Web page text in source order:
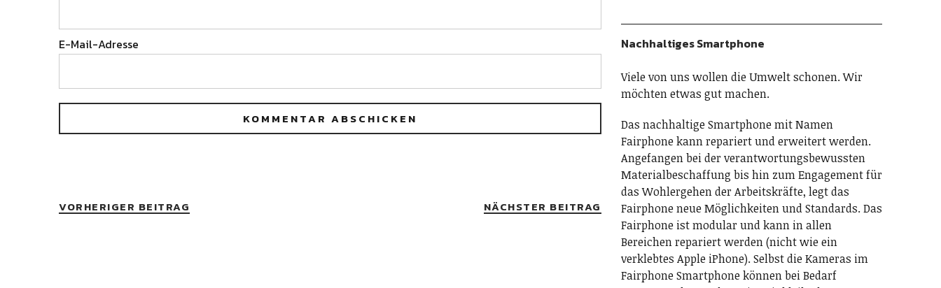
E-Mail-Adresse
VORHERIGER BEITRAG NÄCHSTER BEITRAG
Nachhaltiges Smartphone
Viele von uns wollen die Umwelt schonen. Wir
möchten etwas gut machen.
Das nachhaltige Smartphone mit Namen
Fairphone kann repariert und erweitert werden.
Angefangen bei der verantwortungsbewussten
Materialbeschaffung bis hin zum Engagement für
das Wohlergehen der Arbeitskräfte, legt das
Fairphone neue Möglichkeiten und Standards. Das
Fairphone ist modular und kann in allen
Bereichen repariert werden (nicht wie ein
verklebtes Apple iPhone). Selbst die Kameras im
Fairphone Smartphone können bei Bedarf